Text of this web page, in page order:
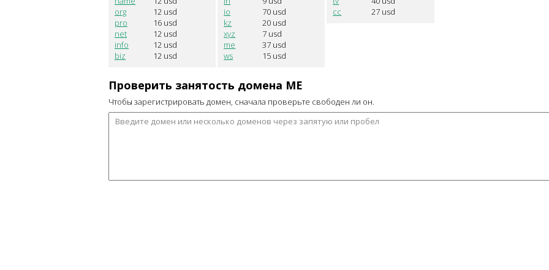
org
12 usd
pro
16 usd
net
12 usd
info
12 usd
biz
12 usd
io
70 usd
kz
20 usd
xyz
7 usd
me
37 usd
ws
15 usd
cc
27 usd
Проверить занятость домена ME
Чтобы зарегистрировать домен, сначала проверьте свободен ли он.